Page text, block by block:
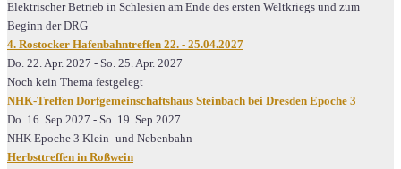
Elektrischer Betrieb in Schlesien am Ende des ersten Weltkriegs und zum
Beginn der DRG
4. Rostocker Hafenbahntreffen 22. - 25.04.2027
Do. 22. Apr. 2027 - So. 25. Apr. 2027
Noch kein Thema festgelegt
NHK-Treffen Dorfgemeinschaftshaus Steinbach bei Dresden Epoche 3
Do. 16. Sep 2027 - So. 19. Sep 2027
NHK Epoche 3 Klein- und Nebenbahn
Herbsttreffen in Roßwein